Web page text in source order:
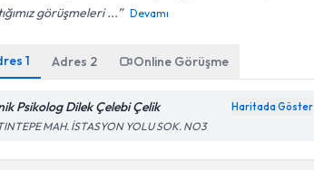
görüşmeleri ...
Devamı
1 Adres 2 Online Görüşme
Psikolog Dilek Çelebi Çelik Haritada Göster
MAH. İSTASYON YOLU SOK. NO3